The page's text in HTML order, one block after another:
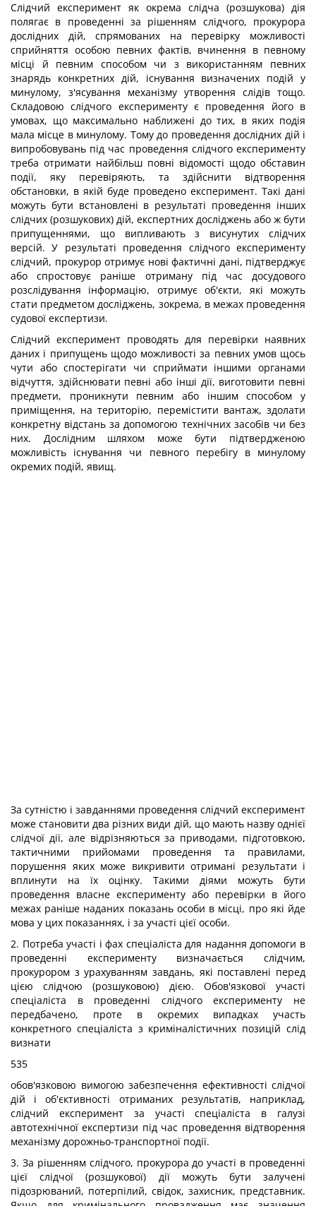
Слідчий експеримент як окрема слідча (розшукова) дія
полягає в проведенні за рішенням слідчого, прокурора
дослідних дій, спрямованих на перевірку можливості
сприйняття особою певних фактів, вчинення в певному
місці й певним способом чи з використанням певних
знарядь конкретних дій, існування визначених подій у
минулому, з'ясування механізму утворення слідів тощо.
Складовою слідчого експерименту є проведення його в
умовах, що максимально наближені до тих, в яких подія
мала місце в минулому. Тому до проведення дослідних дій і
випробовувань під час проведення слідчого експерименту
треба отримати найбільш повні відомості щодо обставин
події, яку перевіряють, та здійснити відтворення
обстановки, в якій буде проведено експеримент. Такі дані
можуть бути встановлені в результаті проведення інших
слідчих (розшукових) дій, експертних досліджень або ж бути
припущеннями, що випливають з висунутих слідчих
версій. У результаті проведення слідчого експерименту
слідчий, прокурор отримує нові фактичні дані, підтверджує
або спростовує раніше отриману під час досудового
розслідування інформацію, отримує об'єкти, які можуть
стати предметом досліджень, зокрема, в межах проведення
судової експертизи.
Слідчий експеримент проводять для перевірки наявних
даних і припущень щодо можливості за певних умов щось
чути або спостерігати чи сприймати іншими органами
відчуття, здійснювати певні або інші дії, виготовити певні
предмети, проникнути певним або іншим способом у
приміщення, на територію, перемістити вантаж, здолати
конкретну відстань за допомогою технічних засобів чи без
них. Дослідним шляхом може бути підтвердженою
можливість існування чи певного перебігу в минулому
окремих подій, явищ.
За сутністю і завданнями проведення слідчий експеримент
може становити два різних види дій, що мають назву однієї
слідчої дії, але відрізняються за приводами, підготовкою,
тактичними прийомами проведення та правилами,
порушення яких може викривити отримані результати і
вплинути на їх оцінку. Такими діями можуть бути
проведення власне експерименту або перевірки в його
межах раніше наданих показань особи в місці, про які йде
мова у цих показаннях, і за участі цієї особи.
2. Потреба участі і фах спеціаліста для надання допомоги в
проведенні експерименту визначається слідчим,
прокурором з урахуванням завдань, які поставлені перед
цією слідчою (розшуковою) дією. Обов'язкової участі
спеціаліста в проведенні слідчого експерименту не
передбачено, проте в окремих випадках участь
конкретного спеціаліста з криміналістичних позицій слід
визнати
535
обов'язковою вимогою забезпечення ефективності слідчої
дій і об'єктивності отриманих результатів, наприклад,
слідчий експеримент за участі спеціаліста в галузі
автотехнічної експертизи під час проведення відтворення
механізму дорожньо-транспортної події.
3. За рішенням слідчого, прокурора до участі в проведенні
цієї слідчої (розшукової) дії можуть бути залучені
підозрюваний, потерпілий, свідок, захисник, представник.